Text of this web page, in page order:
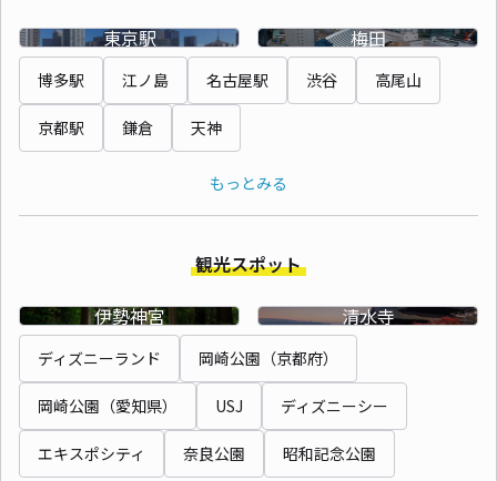
東京駅
梅田
博多駅 江ノ島 名古屋駅 渋谷 高尾山
京都駅 鎌倉 天神
もっとみる
観光スポット
伊勢神宮
清水寺
ディズニーランド 岡崎公園（京都府）
岡崎公園（愛知県） USJ ディズニーシー
エキスポシティ 奈良公園 昭和記念公園